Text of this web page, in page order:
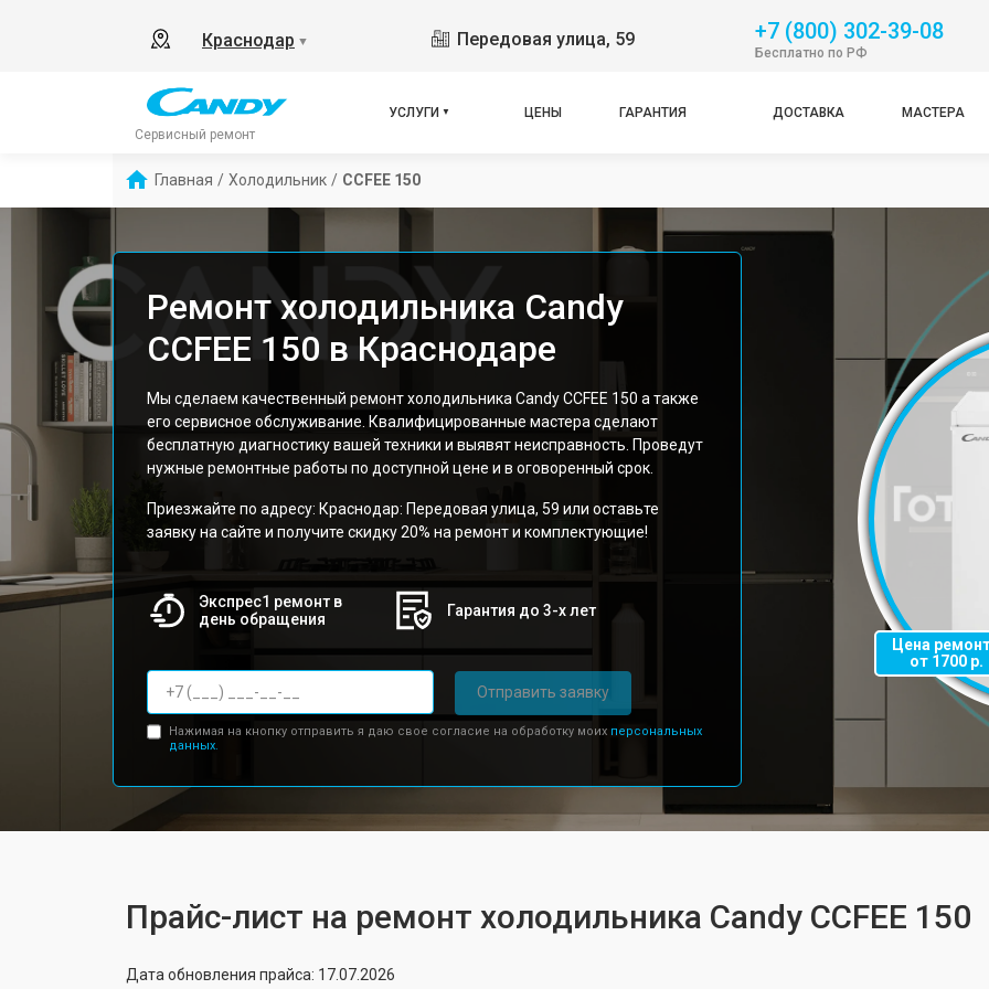
Краснодар ▼ Передовая улица, 59 +7 (800) 302-39-08
Бесплатно по РФ
Сервисный ремонт
УСЛУГИ ЦЕНЫ ГАРАНТИЯ ДОСТАВКА МАСТЕРА
Главная / Холодильник / CCFEE 150
Ремонт холодильника Candy
CCFEE 150 в Краснодаре
Мы сделаем качественный ремонт холодильника Candy CCFEE 150 а также
его сервисное обслуживание. Квалифицированные мастера сделают
бесплатную диагностику вашей техники и выявят неисправность. Проведут
нужные ремонтные работы по доступной цене и в оговоренный срок.
Приезжайте по адресу: Краснодар: Передовая улица, 59 или оставьте
заявку на сайте и получите скидку 20% на ремонт и комплектующие!
Экспрес1 ремонт в
день обращения
Гарантия до 3-х лет
Отправить заявку
Нажимая на кнопку отправить я даю свое согласие на обработку моих персональных
данных.
Цена
от 1700 р.
Прайс-лист на ремонт холодильника Candy CCFEE 150
Дата обновления прайса: 17.07.2026